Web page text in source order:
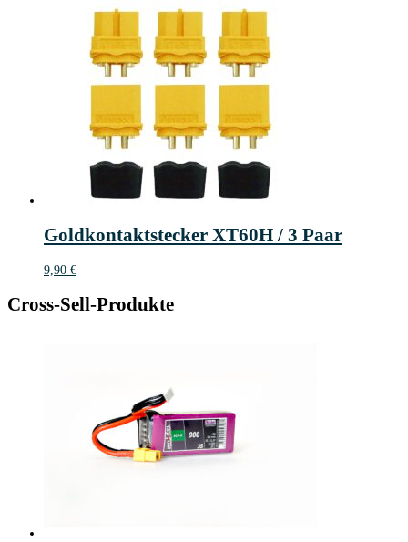
Goldkontaktstecker XT60H / 3 Paar
9,90 €
Cross-Sell-Produkte